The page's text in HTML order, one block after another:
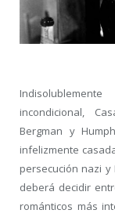
incondicional,
Bergman y
infelizmente
persecución nazi
deberá decidir
románticos más